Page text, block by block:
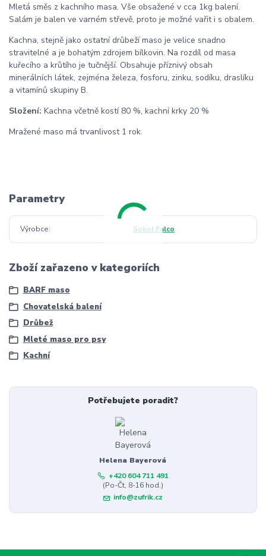
Mletá směs z kachního masa. Vše obsažené v cca 1kg balení.
Salám je balen ve varném střevě, proto je možné vařit i s obalem.
Kachna, stejně jako ostatní drůbeží maso je velice snadno
stravitelné a je bohatým zdrojem bílkovin. Na rozdíl od masa
kuřecího a krůtího je tučnější. Obsahuje příznivý obsah
minerálních látek, zejména železa, fosforu, zinku, sodíku, draslíku
a vitamínů skupiny B.
Složení: Kachna včetně kostí 80 %, kachní krky 20 %
Mražené maso má trvanlivost 1 rok.
Parametry
Výrobce Sokol Falco
Zboží zařazeno v kategoriích
BARF maso
Chovatelská balení
Drůbež
Mleté maso pro psy
Kachní
Potřebujete poradit?
Helena Bayerová
+420 604 711 491
(Po-Čt, 8-16 hod.)
info@zufrik.cz